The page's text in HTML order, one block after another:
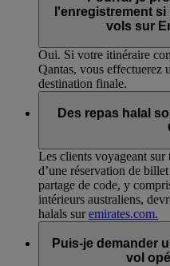
l'enregistrement
vols sur
Oui. Si votre itinéraire
Qantas, vous effectuerez
destination finale.
Des repas halal
Les clients voyageant sur
d’une réservation de
partage de code, y
intérieurs australiens,
halals suremirates.com.
Puis-je demander
vol